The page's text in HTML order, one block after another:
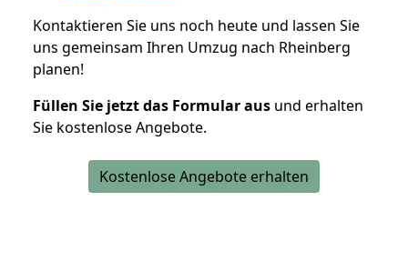
Kontaktieren Sie uns noch heute und lassen Sie
uns gemeinsam Ihren Umzug nach Rheinberg
planen!
Füllen Sie jetzt das Formular aus und erhalten
Sie kostenlose Angebote.
Kostenlose Angebote erhalten